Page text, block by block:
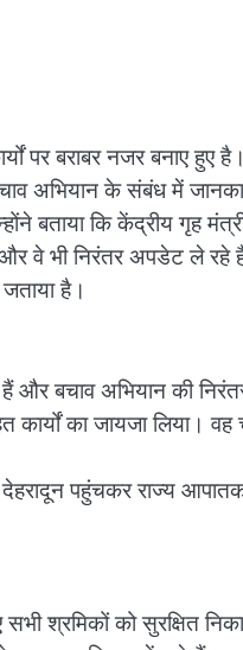
पर बराबर नजर बनाए हुए
अभियान के संबंध में
बताया कि केंद्रीय गृह
और वे भी निरंतर अपडेट ले
है।
बचाव अभियान की
कार्यों का जायजा लिया।
पहुंचकर राज्य
श्रमिकों को सुरक्षित